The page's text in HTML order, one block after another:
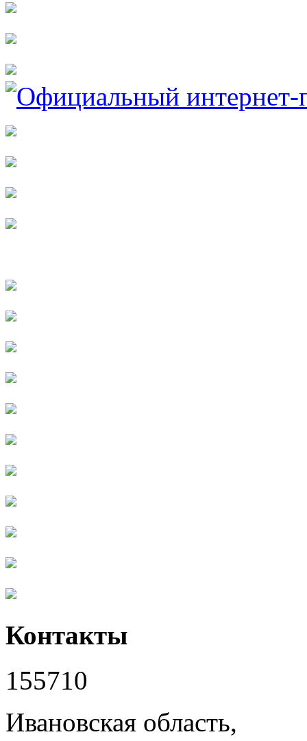
Контакты
155710
Ивановская область,